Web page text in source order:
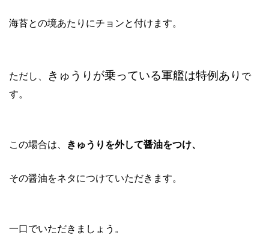
海苔との境あたりにチョンと付けます。
ただし、 きゅうりが乗っている軍艦は特例あり で
す。
この場合は、 きゅうりを外して醤油をつけ、
その醤油をネタにつけていただきます。
一口でいただきましょう。